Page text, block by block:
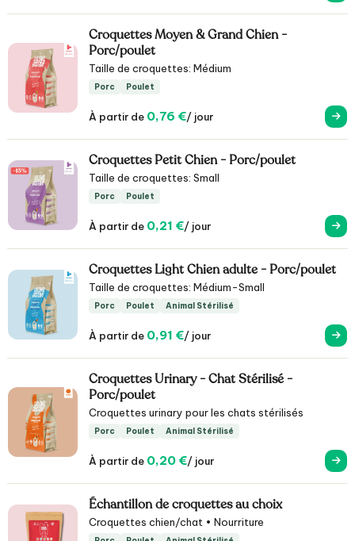
Croquettes Moyen & Grand Chien -
Porc/poulet
Taille de croquettes: Médium
Porc Poulet
À partir de 0,76 €/ jour
Croquettes Petit Chien - Porc/poulet
Taille de croquettes: Small
Porc Poulet
À partir de 0,21 €/ jour
Croquettes Light Chien adulte - Porc/poulet
Taille de croquettes: Médium-Small
Porc Poulet Animal Stérilisé
À partir de 0,91 €/ jour
Croquettes Urinary - Chat Stérilisé -
Porc/poulet
Croquettes urinary pour les chats stérilisés
Porc Poulet Animal Stérilisé
À partir de 0,20 €/ jour
Échantillon de croquettes au choix
Croquettes chien/chat • Nourriture